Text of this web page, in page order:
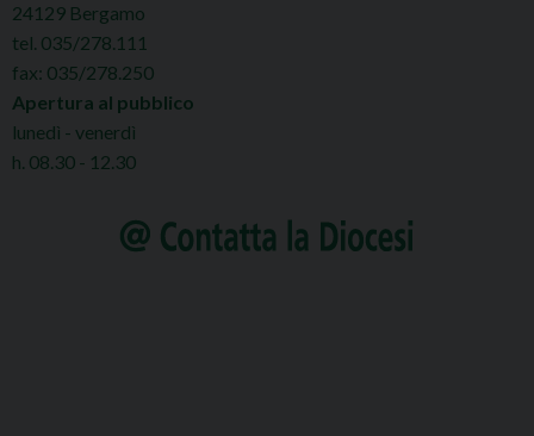
24129 Bergamo
tel. 035/278.111
fax: 035/278.250
Apertura al pubblico
lunedì - venerdì
h. 08.30 - 12.30